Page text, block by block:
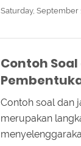
Saturday, September
Contoh
Contoh soal dan
merupakan